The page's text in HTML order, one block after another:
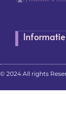
Informatie
© 2024 All rights